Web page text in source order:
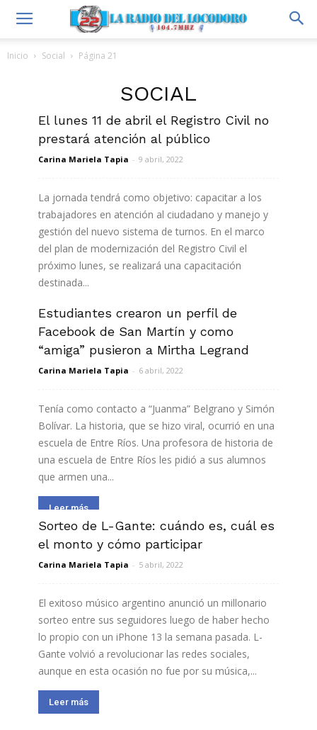
Inicio Social Página 21
SOCIAL
El lunes 11 de abril el Registro Civil no
prestará atención al público
Carina Mariela Tapia - 9 abril, 2022
La jornada tendrá como objetivo: capacitar a los
trabajadores en atención al ciudadano y manejo y
gestión del nuevo sistema de turnos. En el marco
del plan de modernización del Registro Civil el
próximo lunes, se realizará una capacitación
destinada...
Leer más
Estudiantes crearon un perfil de
Facebook de San Martín y como
“amiga” pusieron a Mirtha Legrand
Carina Mariela Tapia - 6 abril, 2022
Tenía como contacto a “Juanma” Belgrano y Simón
Bolívar. La historia, que se hizo viral, ocurrió en una
escuela de Entre Ríos. Una profesora de historia de
una escuela de Entre Ríos les pidió a sus alumnos
que armen una...
Leer más
Sorteo de L-Gante: cuándo es, cuál es
el monto y cómo participar
Carina Mariela Tapia - 5 abril, 2022
El exitoso músico argentino anunció un millonario
sorteo entre sus seguidores luego de haber hecho
lo propio con un iPhone 13 la semana pasada. L-
Gante volvió a revolucionar las redes sociales,
aunque en esta ocasión no fue por su música,...
Leer más